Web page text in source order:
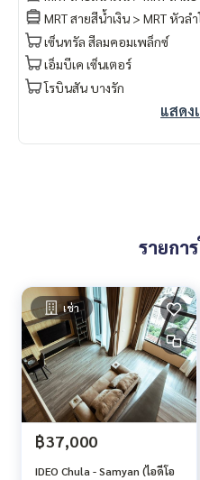
MRT สายสีน้ำเงิน > MRT หัวล
เซ็นทรัล สีลมคอมเพล็กซ์
เอ็มบีเค เซ็นเตอร์
โรบินสัน บางรัก
แสดง
รายกา
เช่า
฿37,000
IDEO Chula - Samyan (ไอดีโอ